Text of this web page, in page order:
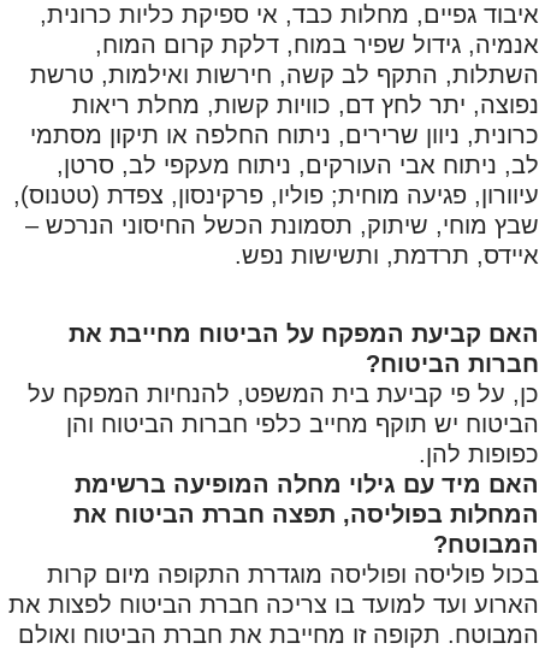
איבוד גפיים, מחלות כבד, אי ספיקת כליות כרונית,
אנמיה, גידול שפיר במוח, דלקת קרום המוח,
השתלות, התקף לב קשה, חירשות ואילמות, טרשת
נפוצה, יתר לחץ דם, כוויות קשות, מחלת ריאות
כרונית, ניוון שרירים, ניתוח החלפה או תיקון מסתמי
לב, ניתוח אבי העורקים, ניתוח מעקפי לב, סרטן,
עיוורון, פגיעה מוחית; פוליו, פרקינסון, צפדת (טטנוס),
שבץ מוחי, שיתוק, תסמונת הכשל החיסוני הנרכש –
איידס, תרדמת, ותשישות נפש.
האם קביעת המפקח על הביטוח מחייבת את
חברות הביטוח?
כן, על פי קביעת בית המשפט, להנחיות המפקח על
הביטוח יש תוקף מחייב כלפי חברות הביטוח והן
כפופות להן.
האם מיד עם גילוי מחלה המופיעה ברשימת
המחלות בפוליסה, תפצה חברת הביטוח את
המבוטח?
בכול פוליסה ופוליסה מוגדרת התקופה מיום קרות
הארוע ועד למועד בו צריכה חברת הביטוח לפצות את
המבוטח. תקופה זו מחייבת את חברת הביטוח ואולם